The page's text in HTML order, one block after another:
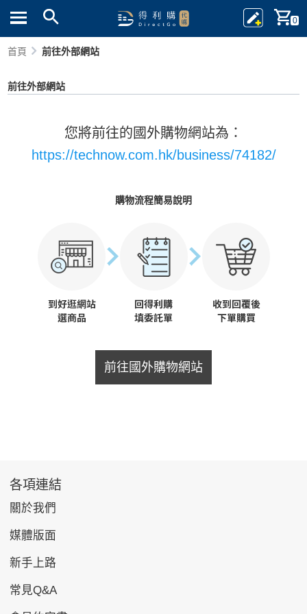
0
首頁 前往外部網站
前往外部網站
您將前往的國外購物網站為：
https://technow.com.hk/business/74182/
購物流程簡易說明
前往國外購物網站
各項連結
關於我們
媒體版面
新手上路
常見Q&A